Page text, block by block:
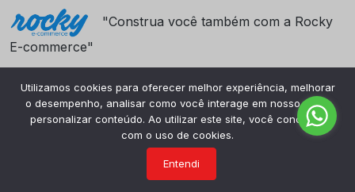
"Construa você também com a Rocky
E-commerce"
Utilizamos cookies para oferecer melhor experiência, melhorar
o desempenho, analisar como você interage em nosso site e
personalizar conteúdo. Ao utilizar este site, você concorda
com o uso de cookies.
Entendi